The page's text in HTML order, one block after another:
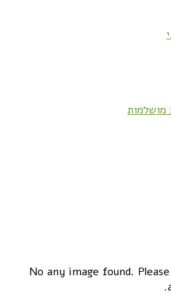
מושלמות
No any image found.